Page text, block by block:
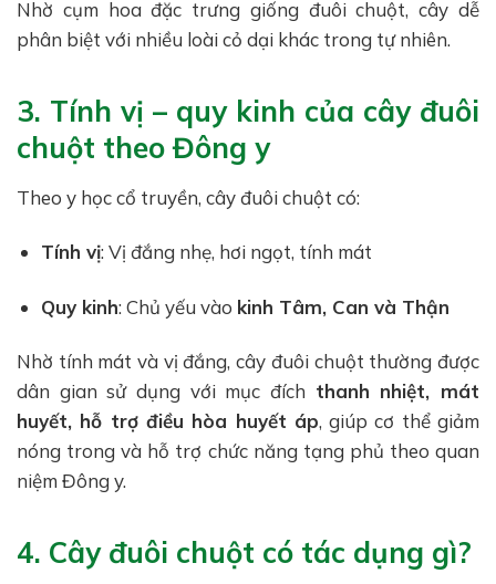
Nhờ cụm hoa đặc trưng giống đuôi chuột, cây dễ
phân biệt với nhiều loài cỏ dại khác trong tự nhiên.
3. Tính vị – quy kinh của cây đuôi
chuột theo Đông y
Theo y học cổ truyền, cây đuôi chuột có:
Tính vị: Vị đắng nhẹ, hơi ngọt, tính mát
Quy kinh: Chủ yếu vào kinh Tâm, Can và Thận
Nhờ tính mát và vị đắng, cây đuôi chuột thường được
dân gian sử dụng với mục đích thanh nhiệt, mát
huyết, hỗ trợ điều hòa huyết áp, giúp cơ thể giảm
nóng trong và hỗ trợ chức năng tạng phủ theo quan
niệm Đông y.
4. Cây đuôi chuột có tác dụng gì?